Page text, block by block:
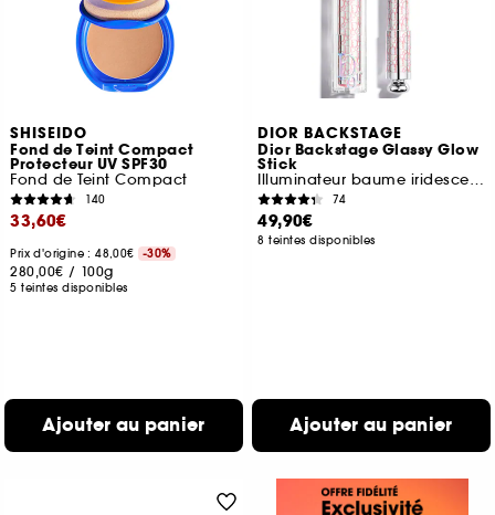
SHISEIDO
Fond de Teint Compact
Protecteur UV SPF30
Fond de Teint Compact
140
33,60€
Prix d'origine : 48,00€ -30%
280,00€ / 100g
5 teintes disponibles
Ajouter au panier
DIOR BACKSTAGE
Dior Backstage Glassy Glow
Stick
Illuminateur baume iridescent multi-usage
74
49,90€
8 teintes disponibles
Ajouter au panier